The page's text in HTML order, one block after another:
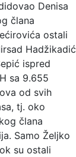
Denisa
člana
ostali
Hadžikadić
ispred
sa 9.655
od svih
tj. oko
člana
Samo Željko
su ostali